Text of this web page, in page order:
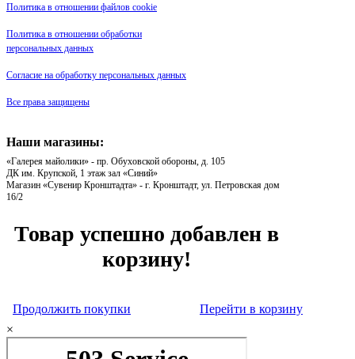
Политика в отношении файлов cookie
Политика в отношении обработки
персональных данных
Согласие на обработку персональных данных
Все права защищены
Наши магазины:
«Галерея майолики» - пр. Обуховской обороны, д. 105
ДК им. Крупской, 1 этаж зал «Синий»
Магазин «Сувенир Кронштадта» - г. Кронштадт, ул. Петровская дом
16/2
Товар успешно добавлен в
корзину!
Продолжить покупки
Перейти в корзину
×